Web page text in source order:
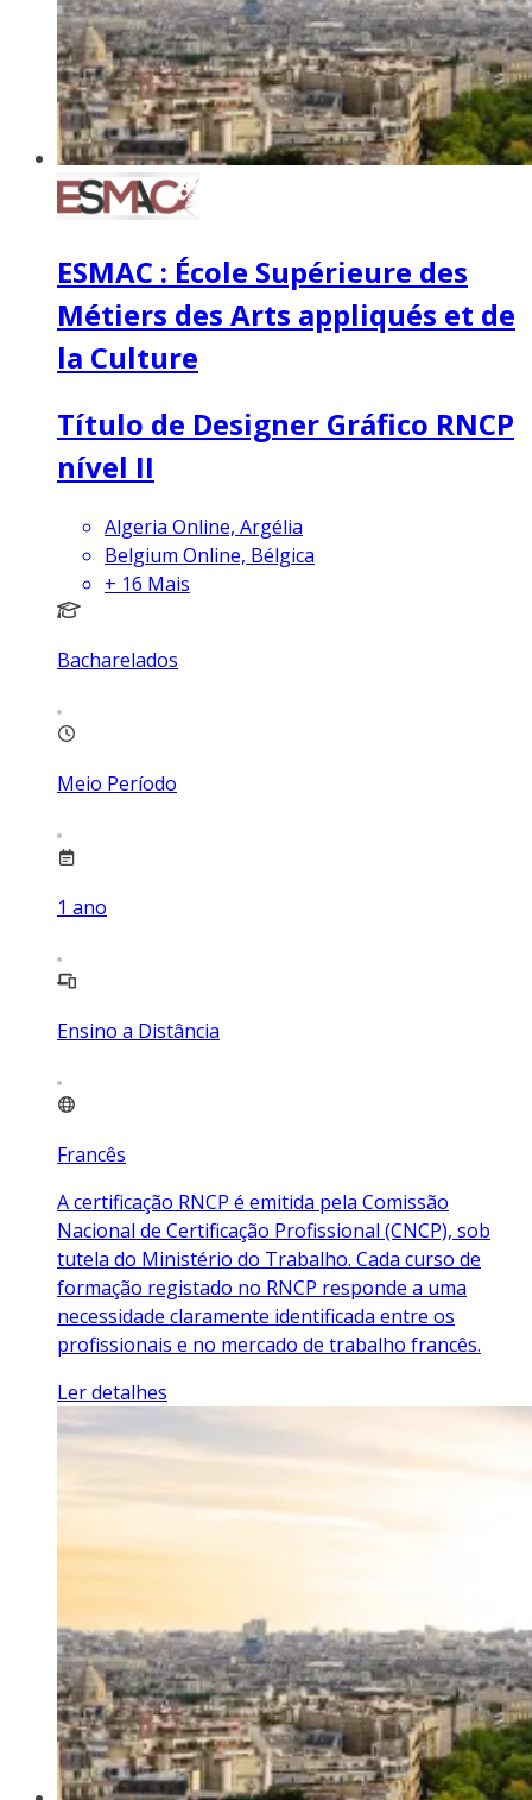
ESMAC : École Supérieure des
Métiers des Arts appliqués et de
la Culture
Título de Designer Gráfico RNCP
nível II
Algeria Online, Argélia
Belgium Online, Bélgica
+ 16 Mais
Bacharelados
Meio Período
1 ano
Ensino a Distância
Francês
A certificação RNCP é emitida pela Comissão
Nacional de Certificação Profissional (CNCP), sob
tutela do Ministério do Trabalho. Cada curso de
formação registado no RNCP responde a uma
necessidade claramente identificada entre os
profissionais e no mercado de trabalho francês.
Ler detalhes